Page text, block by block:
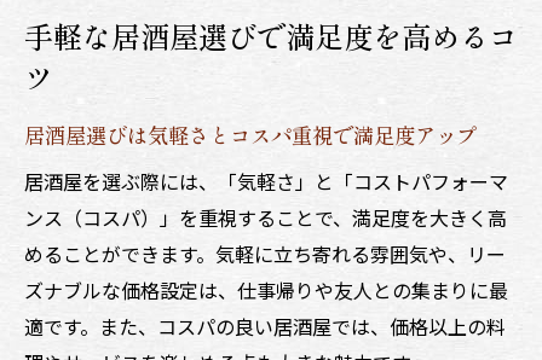
手軽な居酒屋選びで満足度を高めるコ
ツ
居酒屋選びは気軽さとコスパ重視で満足度アップ
居酒屋を選ぶ際には、「気軽さ」と「コストパフォーマ
ンス（コスパ）」を重視することで、満足度を大きく高
めることができます。気軽に立ち寄れる雰囲気や、リー
ズナブルな価格設定は、仕事帰りや友人との集まりに最
適です。また、コスパの良い居酒屋では、価格以上の料